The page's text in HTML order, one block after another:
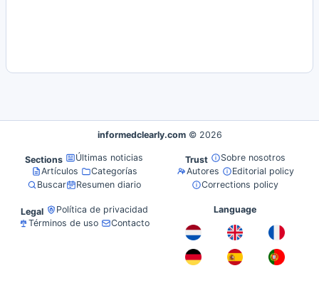
informedclearly.com © 2026
Sections
Últimas noticias
Artículos
Categorías
Buscar
Resumen diario
Trust
Sobre nosotros
Autores
Editorial policy
Corrections policy
Legal
Política de privacidad
Términos de uso
Contacto
Language